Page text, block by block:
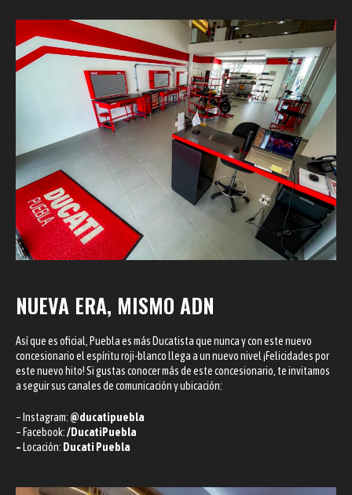
NUEVA ERA, MISMO ADN
Así que es oficial, Puebla es más Ducatista que nunca y con este nuevo
concesionario el espíritu roji-blanco llega a un nuevo nivel ¡Felicidades por
este nuevo hito! Si gustas conocer más de este concesionario, te invitamos
a seguir sus canales de comunicación y ubicación:
– Instagram: @ducatipuebla
– Facebook:/DucatiPuebla
– Locación: Ducati Puebla